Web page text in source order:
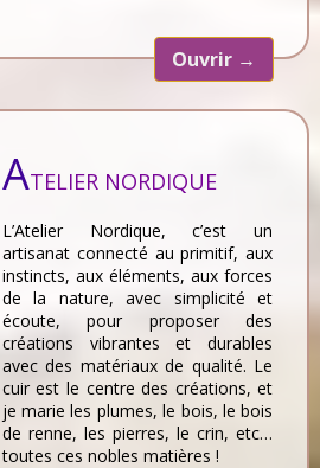
Ouvrir →
ATELIER NORDIQUE
L’Atelier Nordique, c’est un
artisanat connecté au primitif, aux
instincts, aux éléments, aux forces
de la nature, avec simplicité et
écoute, pour proposer des
créations vibrantes et durables
avec des matériaux de qualité. Le
cuir est le centre des créations, et
je marie les plumes, le bois, le bois
de renne, les pierres, le crin, etc…
toutes ces nobles matières !